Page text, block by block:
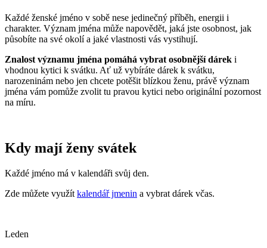
Každé ženské jméno v sobě nese jedinečný příběh, energii i
charakter. Význam jména může napovědět, jaká jste osobnost, jak
působíte na své okolí a jaké vlastnosti vás vystihují.
Znalost významu jména pomáhá vybrat osobnější dárek i
vhodnou kytici k svátku. Ať už vybíráte dárek k svátku,
narozeninám nebo jen chcete potěšit blízkou ženu, právě význam
jména vám pomůže zvolit tu pravou kytici nebo originální pozornost
na míru.
Kdy mají ženy svátek
Každé jméno má v kalendáři svůj den.
Zde můžete využít kalendář jmenin a vybrat dárek včas.
leden